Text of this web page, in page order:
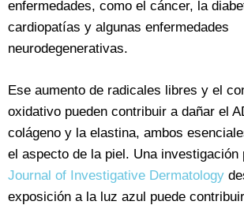
enfermedades, como el cáncer, la
cardiopatías y algunas enfermedades
neurodegenerativas.
Ese aumento de radicales libres y el
oxidativo pueden contribuir a dañar el
colágeno y la elastina, ambos
el aspecto de la piel. Una investigación
Journal of Investigative Dermatology
exposición a la luz azul puede